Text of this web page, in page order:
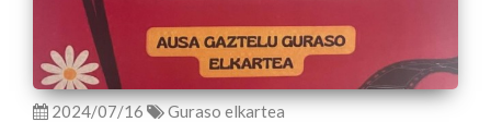
2024/07/16 Guraso elkartea